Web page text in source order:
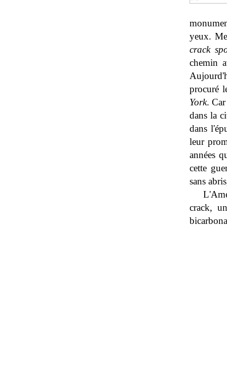
yeux.
crack
chemin
procuré
York.
dans la
dans
leur
années
cette
sans
crack,